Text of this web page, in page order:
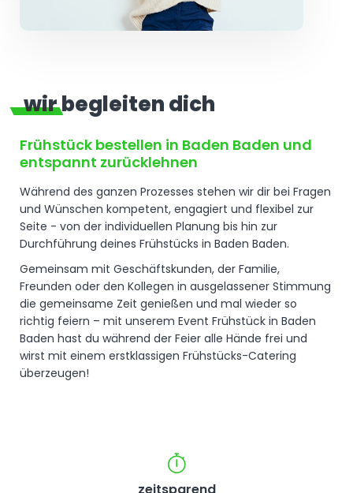
wir begleiten dich
Frühstück bestellen in Baden Baden und
entspannt zurücklehnen
Während des ganzen Prozesses stehen wir dir bei Fragen
und Wünschen kompetent, engagiert und flexibel zur
Seite - von der individuellen Planung bis hin zur
Durchführung deines Frühstücks in Baden Baden.
Gemeinsam mit Geschäftskunden, der Familie,
Freunden oder den Kollegen in ausgelassener Stimmung
die gemeinsame Zeit genießen und mal wieder so
richtig feiern – mit unserem Event Frühstück in Baden
Baden hast du während der Feier alle Hände frei und
wirst mit einem erstklassigen Frühstücks-Catering
überzeugen!